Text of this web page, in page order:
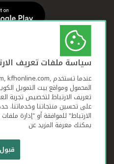
بيت التمويل الكويتي
سياسة ملفات تعريف
المحمول ومواقع بيت التمويل
تعريف الارتباط لتخصيص تجربة
على تحسين منتجاتنا وخدماتنا.
الارتباط" للموافقة أو "إدارة
يمكنك معرفة المزيد عن